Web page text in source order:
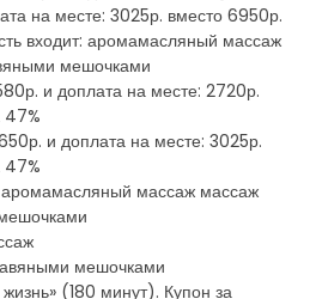
на месте: 3025р. вместо 6950р.
входит: аромамасляный массаж
мешочками
и доплата на месте: 2720р.
47%
и доплата на месте: 3025р.
47%
аромамасляный массаж массаж
мешочками
(180 минут). Купон за